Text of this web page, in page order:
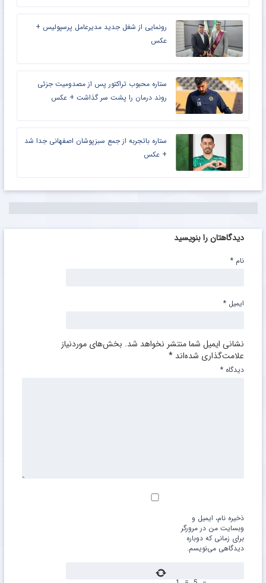
رونمایی از شغل جدید مدیرعامل پرسپولیس +
عکس
ستاره محبوب تراکتور پس از مصدومیت جزئی
روند درمان را پشت سر گذاشت + عکس
ستاره باتجربه از جمع سبزپوشان اصفهانی جدا شد
+ عکس
دیدگاهتان را بنویسید
نشانی ایمیل شما منتشر نخواهد شد. بخش‌های موردنیاز
علامت‌گذاری شده‌اند *
دیدگاه *
نام *
ایمیل *
ذخیره نام، ایمیل و
وبسایت من در مرورگر
برای زمانی که دوباره
دیدگاهی می‌نویسم.